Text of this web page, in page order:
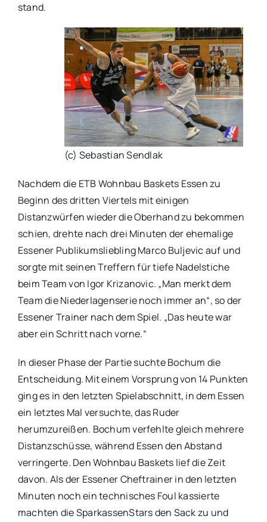
stand.
(c) Sebastian Sendlak
Nachdem die ETB Wohnbau Baskets Essen zu
Beginn des dritten Viertels mit einigen
Distanzwürfen wieder die Oberhand zu bekommen
schien, drehte nach drei Minuten der ehemalige
Essener Publikumsliebling Marco Buljevic auf und
sorgte mit seinen Treffern für tiefe Nadelstiche
beim Team von Igor Krizanovic. „Man merkt dem
Team die Niederlagenserie noch immer an“, so der
Essener Trainer nach dem Spiel. „Das heute war
aber ein Schritt nach vorne.“
In dieser Phase der Partie suchte Bochum die
Entscheidung. Mit einem Vorsprung von 14 Punkten
ging es in den letzten Spielabschnitt, in dem Essen
ein letztes Mal versuchte, das Ruder
herumzureißen. Bochum verfehlte gleich mehrere
Distanzschüsse, während Essen den Abstand
verringerte. Den Wohnbau Baskets lief die Zeit
davon. Als der Essener Cheftrainer in den letzten
Minuten noch ein technisches Foul kassierte
machten die SparkassenStars den Sack zu und